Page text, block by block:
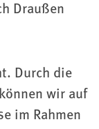
Draußen
Durch die
wir auf
im Rahmen